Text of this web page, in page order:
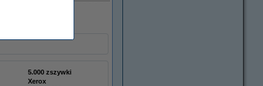
5.000 zszywki
Xerox